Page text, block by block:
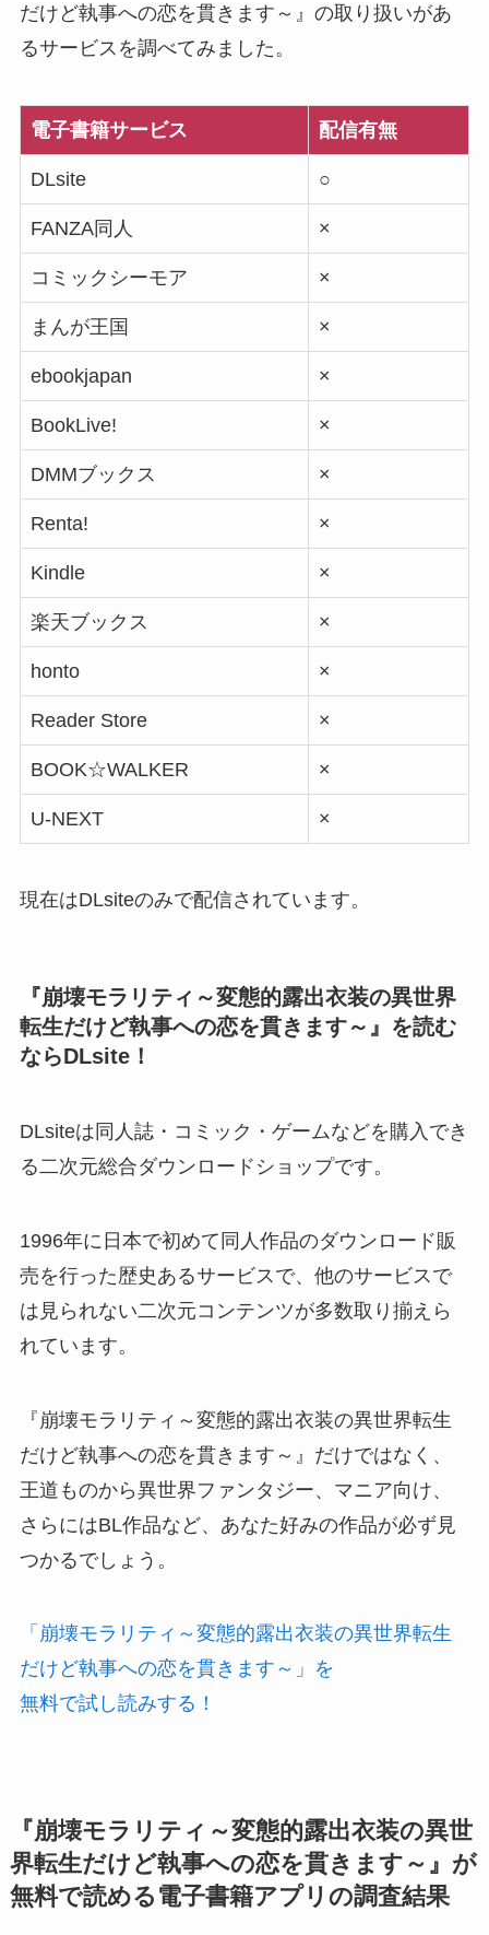
だけど執事への恋を貫きます～』の取り扱いがあ
るサービスを調べてみました。
電子書籍サービス 配信有無
DLsite ○
FANZA同人 ×
コミックシーモア ×
まんが王国 ×
ebookjapan ×
BookLive! ×
DMMブックス ×
Renta! ×
Kindle ×
楽天ブックス ×
honto ×
Reader Store ×
BOOK☆WALKER ×
U-NEXT ×
現在はDLsiteのみで配信されています。
『崩壊モラリティ～変態的露出衣装の異世界
転生だけど執事への恋を貫きます～』を読む
ならDLsite！
DLsiteは同人誌・コミック・ゲームなどを購入でき
る二次元総合ダウンロードショップです。
1996年に日本で初めて同人作品のダウンロード販
売を行った歴史あるサービスで、他のサービスで
は見られない二次元コンテンツが多数取り揃えら
れています。
『崩壊モラリティ～変態的露出衣装の異世界転生
だけど執事への恋を貫きます～』だけではなく、
王道ものから異世界ファンタジー、マニア向け、
さらにはBL作品など、あなた好みの作品が必ず見
つかるでしょう。
「崩壊モラリティ～変態的露出衣装の異世界転生
だけど執事への恋を貫きます～」を
無料で試し読みする！
『崩壊モラリティ～変態的露出衣装の異世
界転生だけど執事への恋を貫きます～』が
無料で読める電子書籍アプリの調査結果